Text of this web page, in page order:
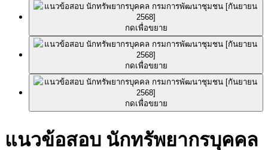
กดเพื่อขยาย
กดเพื่อขยาย
กดเพื่อขยาย
แนวข้อสอบ นักทรัพยากรบุคคล